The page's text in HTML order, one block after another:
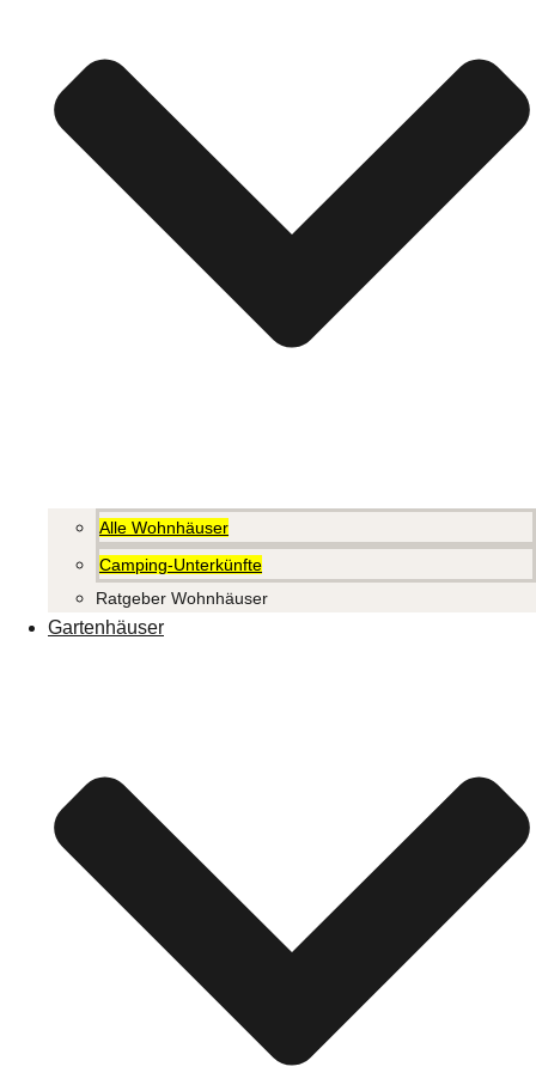
Alle Wohnhäuser
Camping-Unterkünfte
Ratgeber Wohnhäuser
Gartenhäuser